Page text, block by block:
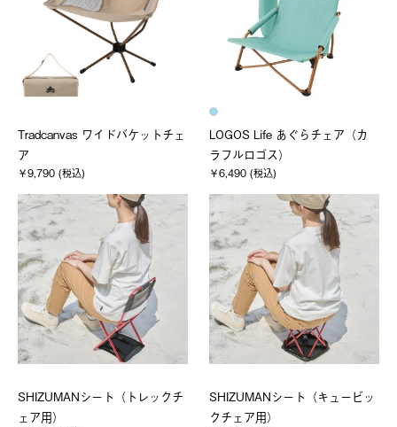
Tradcanvas ワイドバケットチェ
ア
￥9,790 (税込)
LOGOS Life あぐらチェア（カ
ラフルロゴス）
￥6,490 (税込)
SHIZUMANシート（トレックチ
ェア用）
SHIZUMANシート（キュービッ
クチェア用）